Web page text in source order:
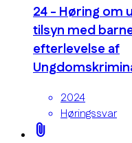
24 - Høring om
tilsyn med
efterlevelse af
2024
Høringssvar
attach_file